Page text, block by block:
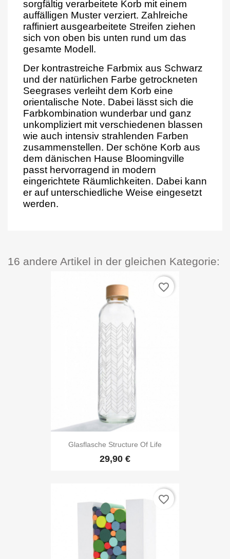
sorgfältig verarbeitete Korb mit einem
auffälligen Muster verziert. Zahlreiche
raffiniert ausgearbeitete Streifen ziehen
sich von oben bis unten rund um das
gesamte Modell.
Der kontrastreiche Farbmix aus Schwarz
und der natürlichen Farbe getrockneten
Seegrases verleiht dem Korb eine
orientalische Note. Dabei lässt sich die
Farbkombination wunderbar und ganz
unkompliziert mit verschiedenen blassen
wie auch intensiv strahlenden Farben
zusammenstellen. Der schöne Korb aus
dem dänischen Hause Bloomingville
passt hervorragend in modern
eingerichtete Räumlichkeiten. Dabei kann
er auf unterschiedliche Weise eingesetzt
werden.
16 andere Artikel in der gleichen Kategorie:
Glasflasche Structure Of Life
29,90 €
favorite_border
favorite_border